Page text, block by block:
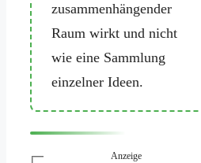
zusammenhängender
Raum wirkt und nicht
wie eine Sammlung
einzelner Ideen.
Anzeige